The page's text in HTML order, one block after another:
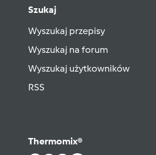
Szukaj
Wyszukaj przepisy
Wyszukaj na forum
Wyszukaj użytkowników
RSS
Thermomix®